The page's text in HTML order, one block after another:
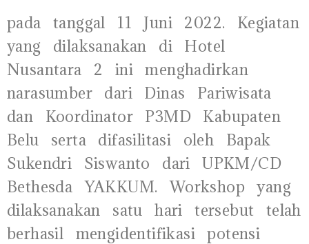
pada tanggal 11 Juni 2022. Kegiatan
yang dilaksanakan di Hotel
Nusantara 2 ini menghadirkan
narasumber dari Dinas Pariwisata
dan Koordinator P3MD Kabupaten
Belu serta difasilitasi oleh Bapak
Sukendri Siswanto dari UPKM/CD
Bethesda YAKKUM. Workshop yang
dilaksanakan satu hari tersebut telah
berhasil mengidentifikasi potensi